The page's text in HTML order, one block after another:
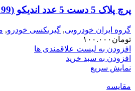
پرچ پلاک 5 دست 5 عدد اندیکو (2199)
گروه ایران خودرویی, گیربکسی خودرو,
تومان ۱۰۰.۰۰۰
افزودن به لیست علاقمندی ها
افزودن به سبد خرید
نمایش سریع
مقایسه